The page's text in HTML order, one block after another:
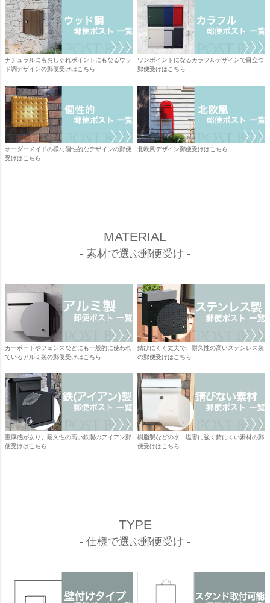
ナチュラルにもおしゃれポイントにもなるウッ
ド調デザインの郵便受けはこちら
ワンポイントになるカラフルデザインで目立つ
郵便受けはこちら
オーダーメイドの様な個性的なデザインの郵便
受けはこちら
北欧風デザイン郵便受けはこちら
MATERIAL
- 素材で選ぶ郵便受け -
カーポートやフェンスなどにも一般的に使われ
ているアルミ製の郵便受けはこちら
錆びにくく丈夫で、耐久性の高いステンレス製
の郵便受けはこちら
重厚感があり、耐久性の高い鉄製のアイアン郵
便受けはこちら
樹脂製などの水・塩害に強く錆にくい素材の郵
便受けはこちら
TYPE
- 仕様で選ぶ郵便受け -